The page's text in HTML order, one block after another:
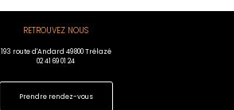
RETROUVEZ NOUS
193 route d'Andard 49800 Trélazé
02 41 69 01 24
Prendre rendez-vous